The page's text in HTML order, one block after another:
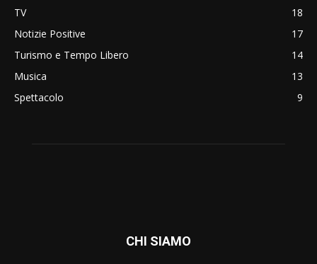
TV
18
Notizie Positive
17
Turismo e Tempo Libero
14
Musica
13
Spettacolo
9
CHI SIAMO